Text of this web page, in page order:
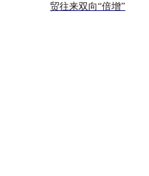
贸往来双向“倍增”